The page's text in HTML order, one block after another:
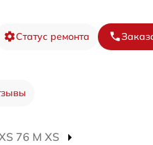
Статус ремонта
76 M XS